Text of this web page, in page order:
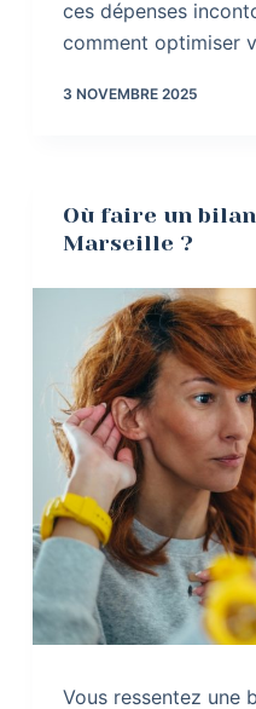
ces dépenses
comment optimiser
3 NOVEMBRE 2025
Où faire un
Marseille ?
Vous ressentez une